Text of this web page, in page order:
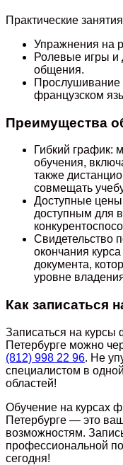
Практические
Упражнения на
Ролевые игры и
общения.
Прослушивание
французском
Преимущества
Гибкий график:
обучения,
также
совмещать
Доступные
доступным для
Свидетельство
окончания
документа,
уровне
Как записаться
Записаться на курсы
Петербурге можно
(812) 998 22 96. Не
специалистом в
областей!
Обучение на курсах
Петербурге — это
возможностям.
профессиональной
сегодня!